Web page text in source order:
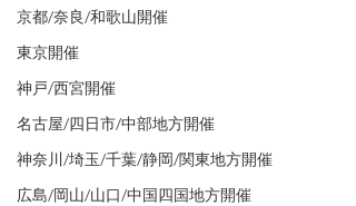
京都/奈良/和歌山開催
東京開催
神戸/西宮開催
名古屋/四日市/中部地方開催
神奈川/埼玉/千葉/静岡/関東地方開催
広島/岡山/山口/中国四国地方開催